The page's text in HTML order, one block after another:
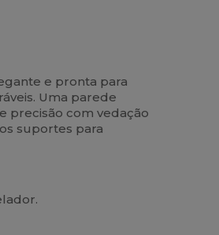
e pronta para
Uma parede
precisão com vedação
suportes para